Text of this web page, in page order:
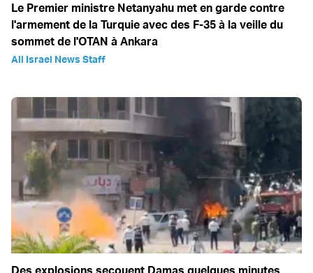
Le Premier ministre Netanyahu met en garde contre
l'armement de la Turquie avec des F-35 à la veille du
sommet de l'OTAN à Ankara
All Israel News Staff